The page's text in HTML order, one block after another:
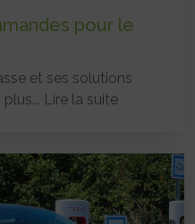
pour le
et ses solutions
Lire la suite